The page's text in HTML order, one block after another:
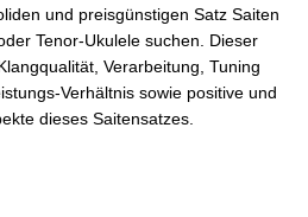
und preisgünstigen Satz Saiten
Tenor-Ukulele suchen. Dieser
Verarbeitung, Tuning
Verhältnis sowie positive und
dieses Saitensatzes.